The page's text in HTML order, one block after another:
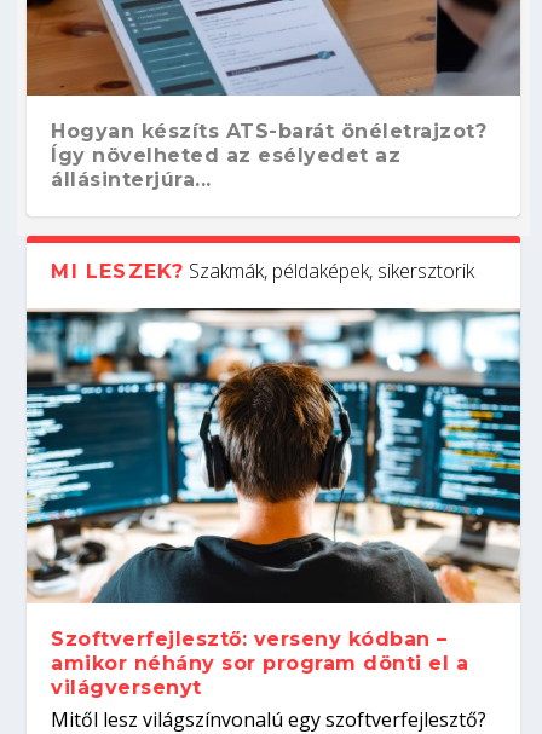
Hogyan készíts ATS-barát önéletrajzot?
Így növelheted az esélyedet az
állásinterjúra...
Kitalálod, mire használják ezeket a
gépeket?
Nem sikerült az egyetemi felvételi?
Tanulj szakmát!
Szoftverfejlesztő: verseny kódban –
amikor néhány sor program dönti el a
világversenyt...
Digitális detox – hogyan kapcsolódj ki
telefon nélkül?
MI LESZEK? Szakmák, példaképek, sikersztorik
Szoftverfejlesztő: verseny kódban –
amikor néhány sor program dönti el a
világversenyt
Mitől lesz világszínvonalú egy szoftverfejlesztő?